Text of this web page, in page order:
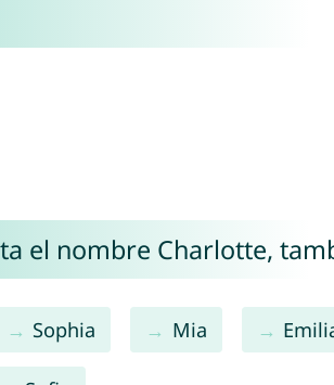
el nombre Charlotte,
Sophia Mia